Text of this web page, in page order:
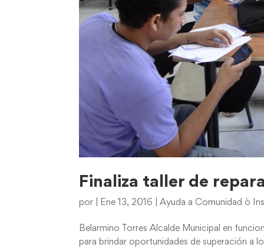
Finaliza taller de
por Ene 13, 2016 |Ayuda a Comunidad ò
Belarmino Torres Alcalde Municipal en
para brindar oportunidades de superación a